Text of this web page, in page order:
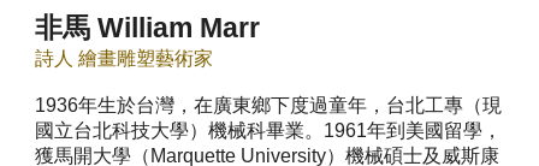
非馬 William Marr
詩人 繪畫雕塑藝術家
1936年生於台灣，在廣東鄉下度過童年，台北工專（現
國立台北科技大學）機械科畢業。1961年到美國留學，
獲馬開大學（Marquette University）機械碩士及威斯康